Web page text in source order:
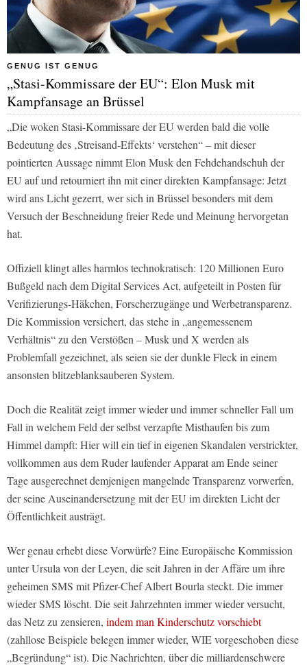
GENUG IST GENUG
„Stasi-Kommissare der EU“: Elon Musk mit
Kampfansage an Brüssel
„Die woken Stasi-Kommissare der EU werden bald die volle
Bedeutung des ‚Streisand-Effekts‘ verstehen“ – mit dieser
pointierten Aussage nimmt Elon Musk den Fehdehandschuh der
EU auf und retourniert ihn mit einer direkten Kampfansage: Jetzt
wird ans Licht gezerrt, wer sich in Brüssel besonders mit dem
Versuch der Beschneidung freier Rede und Meinung hervorgetan
hat.
Offiziell klingt alles harmlos technokratisch: 120 Millionen Euro
Bußgeld nach dem Digital Services Act, aufgeteilt in Posten für
Verifizierungs-Häkchen, Forscherzugänge und Werbetransparenz.
Die Kommission versichert, das stehe in „angemessenem
Verhältnis“ zu den Verstößen – Musk und X werden als
Problemfall gezeichnet, als seien sie der dunkle Fleck in einem
ansonsten blitzeblanksauberen System.
Doch die Realität zeigt immer wieder und immer schneller Fall um
Fall in welchem Feld der selbst verzapfte Misthaufen bis zum
Himmel dampft: Hier will ein tief in eigenen Skandalen verstrickter,
vollkommen aus dem Ruder laufender Apparat am Ende seiner
Tage ausgerechnet demjenigen mangelnde Transparenz vorwerfen,
der seine Auseinandersetzung mit der EU im direkten Licht der
Öffentlichkeit austrägt.
Wer genau erhebt diese Vorwürfe? Eine Europäische Kommission
unter Ursula von der Leyen, die seit Jahren in der Affäre um ihre
geheimen SMS mit Pfizer-Chef Albert Bourla steckt. Die immer
wieder SMS löscht. Die seit Jahrzehnten immer wieder versucht,
das Netz zu zensieren, indem man Kinderschutz vorschiebt
(zahllose Beispiele belegen immer wieder, WIE vorgeschoben diese
„Begründung“ ist). Die Nachrichten, über die milliardenschwere